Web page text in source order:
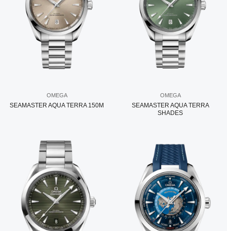
OMEGA
SEAMASTER AQUA TERRA 150M
OMEGA
SEAMASTER AQUA TERRA
SHADES